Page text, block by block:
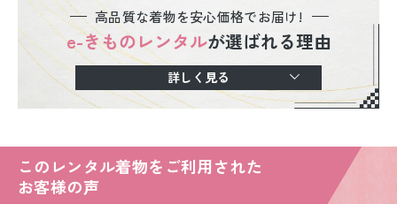
高品質な着物を安心価格でお届け!
e-きものレンタルが選ばれる理由
詳しく見る
このレンタル着物をご利用された
お客様の声